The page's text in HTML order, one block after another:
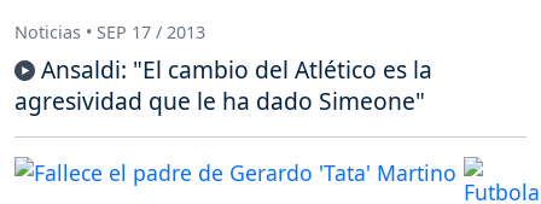
Noticias • SEP 17 / 2013
Ansaldi: "El cambio del Atlético es la
agresividad que le ha dado Simeone"